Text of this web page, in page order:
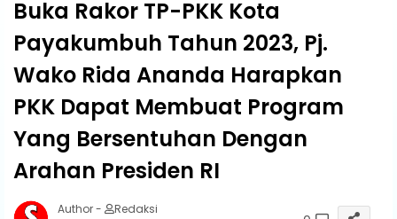
Buka Rakor TP-PKK Kota
Payakumbuh Tahun 2023, Pj.
Wako Rida Ananda Harapkan
PKK Dapat Membuat Program
Yang Bersentuhan Dengan
Arahan Presiden RI
Author -
Redaksi